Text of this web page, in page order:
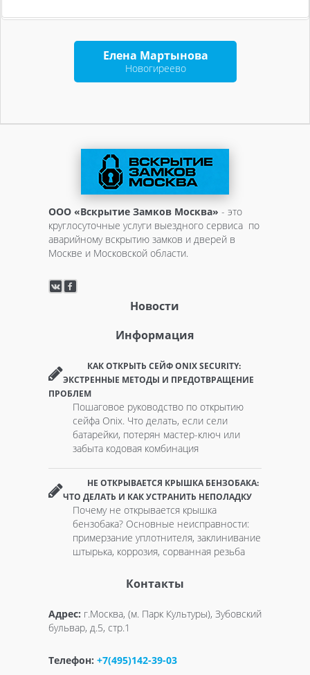
Елена Мартынова
Новогиреево
ООО «Вскрытие Замков Москва» - это
круглосуточные услуги выездного сервиса по
аварийному вскрытию замков и дверей в
Москве и Московской области.
Новости
Информация
КАК ОТКРЫТЬ СЕЙФ ONIX SECURITY:
ЭКСТРЕННЫЕ МЕТОДЫ И ПРЕДОТВРАЩЕНИЕ
ПРОБЛЕМ
Пошаговое руководство по открытию
сейфа Onix. Что делать, если сели
батарейки, потерян мастер-ключ или
забыта кодовая комбинация
НЕ ОТКРЫВАЕТСЯ КРЫШКА БЕНЗОБАКА:
ЧТО ДЕЛАТЬ И КАК УСТРАНИТЬ НЕПОЛАДКУ
Почему не открывается крышка
бензобака? Основные неисправности:
примерзание уплотнителя, заклинивание
штырька, коррозия, сорванная резьба
Контакты
Адрес: г.Москва, (м. Парк Культуры), Зубовский
бульвар, д.5, стр.1
Телефон: +7(495)142-39-03